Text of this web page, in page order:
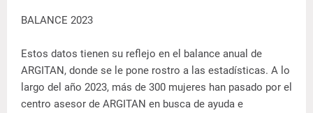
BALANCE 2023
Estos datos tienen su reflejo en el balance anual de
ARGITAN, donde se le pone rostro a las estadísticas. A lo
largo del año 2023, más de 300 mujeres han pasado por el
centro asesor de ARGITAN en busca de ayuda e